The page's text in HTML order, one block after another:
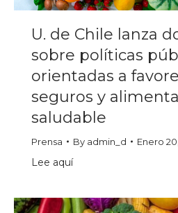
U. de Chile lanza
sobre políticas
orientadas a
seguros y
saludable
Prensa By admin_d Enero
Lee aquí